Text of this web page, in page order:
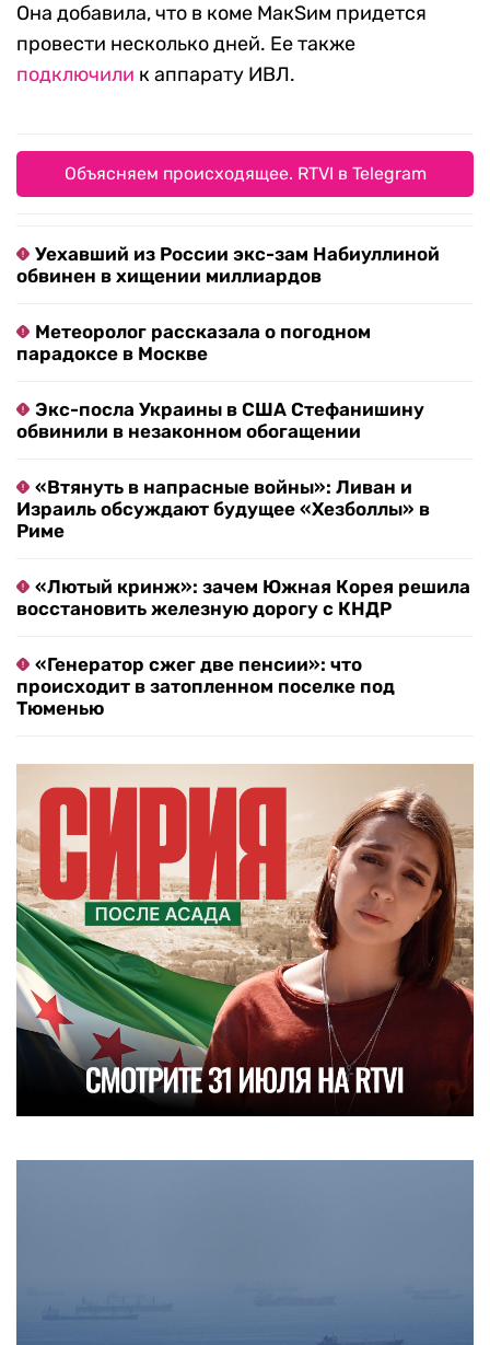
Она добавила, что в коме МакSим придется
провести несколько дней. Ее также
подключили к аппарату ИВЛ.
Объясняем происходящее. RTVI в Telegram
Уехавший из России экс-зам Набиуллиной
обвинен в хищении миллиардов
Метеоролог рассказала о погодном
парадоксе в Москве
Экс-посла Украины в США Стефанишину
обвинили в незаконном обогащении
«Втянуть в напрасные войны»: Ливан и
Израиль обсуждают будущее «Хезболлы» в
Риме
«Лютый кринж»: зачем Южная Корея решила
восстановить железную дорогу с КНДР
«Генератор сжег две пенсии»: что
происходит в затопленном поселке под
Тюменью